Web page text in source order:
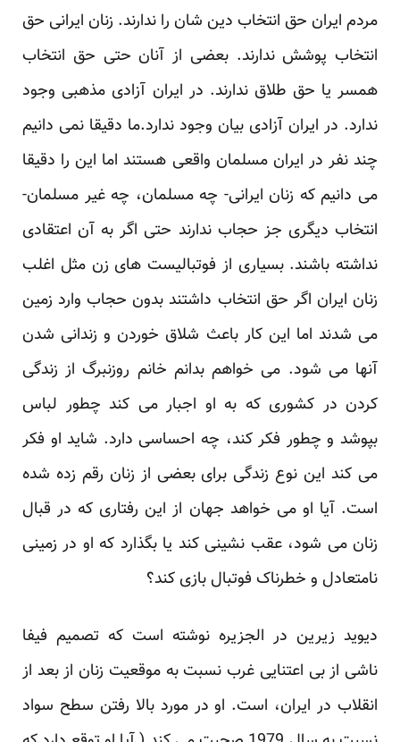
مردم ایران حق انتخاب دین شان را ندارند. زنان ایرانی حق
انتخاب پوشش ندارند. بعضی از آنان حتی حق انتخاب
همسر یا حق طلاق ندارند. در ایران آزادی مذهبی وجود
ندارد. در ایران آزادی بیان وجود ندارد.ما دقیقا نمی دانیم
چند نفر در ایران مسلمان واقعی هستند اما این را دقیقا
می دانیم که زنان ایرانی- چه مسلمان، چه غیر مسلمان-
انتخاب دیگری جز حجاب ندارند حتی اگر به آن اعتقادی
نداشته باشند. بسیاری از فوتبالیست های زن مثل اغلب
زنان ایران اگر حق انتخاب داشتند بدون حجاب وارد زمین
می شدند اما این کار باعث شلاق خوردن و زندانی شدن
آنها می شود. می خواهم بدانم خانم روزنبرگ از زندگی
کردن در کشوری که به او اجبار می کند چطور لباس
بپوشد و چطور فکر کند، چه احساسی دارد. شاید او فکر
می کند این نوع زندگی برای بعضی از زنان رقم زده شده
است. آیا او می خواهد جهان از این رفتاری که در قبال
زنان می شود، عقب نشینی کند یا بگذارد که او در زمینی
نامتعادل و خطرناک فوتبال بازی کند؟
دیوید زیرین در الجزیره نوشته است که تصمیم فیفا
ناشی از بی اعتنایی غرب نسبت به موقعیت زنان از بعد از
انقلاب در ایران، است. او در مورد بالا رفتن سطح سواد